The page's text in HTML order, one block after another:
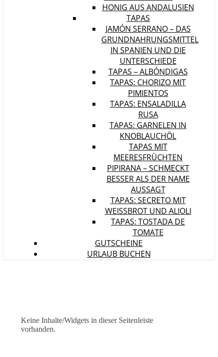
HONIG AUS ANDALUSIEN
TAPAS
JAMÓN SERRANO – DAS
GRUNDNAHRUNGSMITTEL
IN SPANIEN UND DIE
UNTERSCHIEDE
TAPAS – ALBÓNDIGAS
TAPAS: CHORIZO MIT
PIMIENTOS
TAPAS: ENSALADILLA
RUSA
TAPAS: GARNELEN IN
KNOBLAUCHÖL
TAPAS MIT
MEERESFRÜCHTEN
PIPIRANA – SCHMECKT
BESSER ALS DER NAME
AUSSAGT
TAPAS: SECRETO MIT
WEISSBROT UND ALIOLI
TAPAS: TOSTADA DE
TOMATE
GUTSCHEINE
URLAUB BUCHEN
Keine Inhalte/Widgets in dieser Seitenleiste
vorhanden.